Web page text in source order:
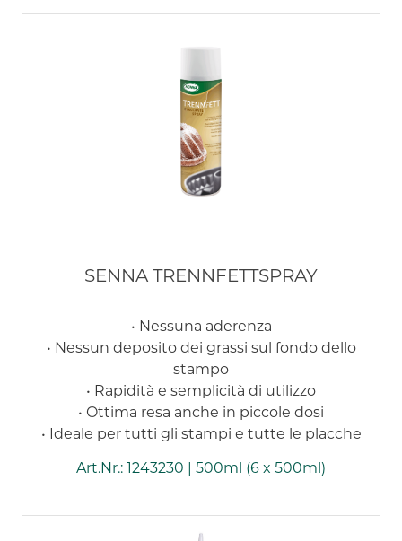
SENNA TRENNFETTSPRAY
• Nessuna aderenza
• Nessun deposito dei grassi sul fondo dello
stampo
• Rapidità e semplicità di utilizzo
• Ottima resa anche in piccole dosi
• Ideale per tutti gli stampi e tutte le placche
Art.Nr.: 1243230 | 500ml (6 x 500ml)